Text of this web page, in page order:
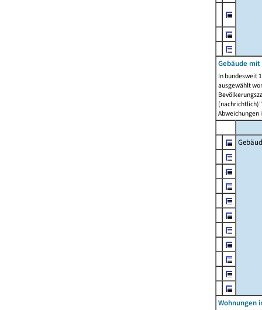
Gebäude
In bundesweit
ausgewählt
Abweichungen
Wohnungen